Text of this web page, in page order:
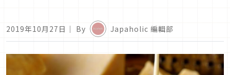
2019年10月27日 ｜ By Japaholic 編輯部